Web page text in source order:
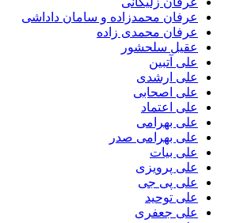
عرفان محمدزاده و سامان داداشی
عرفان محمدی زاده
عقیل سلحشور
علی آتبین
علی ارشدی
علی اصحابی
علی اعتماد
علی بهرامی
علی بهرامی صدر
علی بیات
علی پرویزی
علی پی جی
علی توحید
علی جعفری